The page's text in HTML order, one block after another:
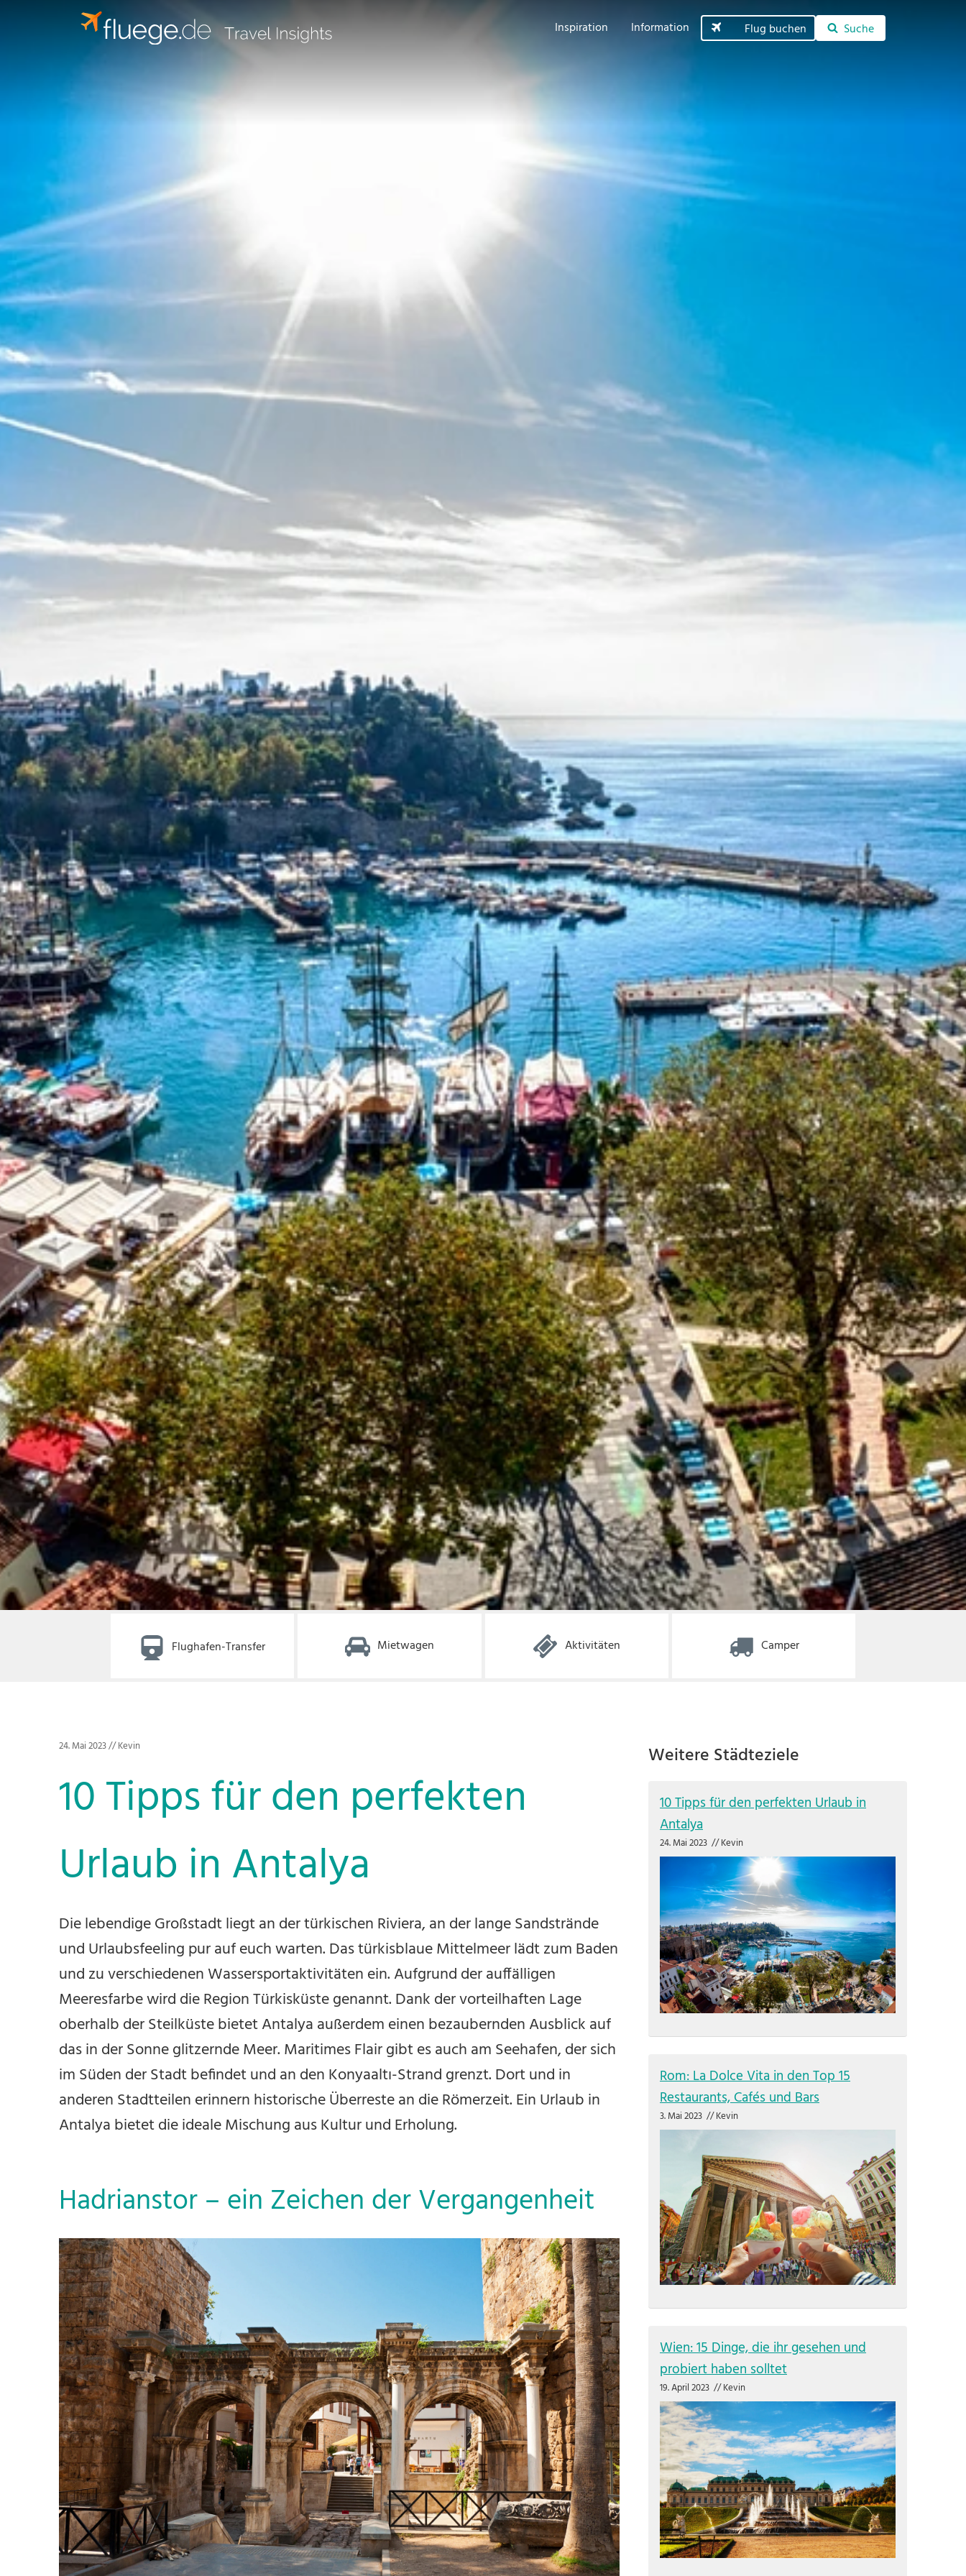
Inspiration Information Flug buchen Suche
Flughafen-Transfer Mietwagen Aktivitäten Camper
24. Mai 2023//Kevin
10 Tipps für den perfekten
Urlaub in Antalya
Die lebendige Großstadt liegt an der türkischen Riviera, an der lange Sandstrände
und Urlaubsfeeling pur auf euch warten. Das türkisblaue Mittelmeer lädt zum Baden
und zu verschiedenen Wassersportaktivitäten ein. Aufgrund der auffälligen
Meeresfarbe wird die Region Türkisküste genannt. Dank der vorteilhaften Lage
oberhalb der Steilküste bietet Antalya außerdem einen bezaubernden Ausblick auf
das in der Sonne glitzernde Meer. Maritimes Flair gibt es auch am Seehafen, der sich
im Süden der Stadt befindet und an den Konyaaltı-Strand grenzt. Dort und in
anderen Stadtteilen erinnern historische Überreste an die Römerzeit. Ein Urlaub in
Antalya bietet die ideale Mischung aus Kultur und Erholung.
Hadrianstor – ein Zeichen der Vergangenheit
Weitere Städteziele
10 Tipps für den perfekten Urlaub in
Antalya
24. Mai 2023 //Kevin
Rom: La Dolce Vita in den Top 15
Restaurants, Cafés und Bars
3. Mai 2023 //Kevin
Wien: 15 Dinge, die ihr gesehen und
probiert haben solltet
19. April 2023 //Kevin